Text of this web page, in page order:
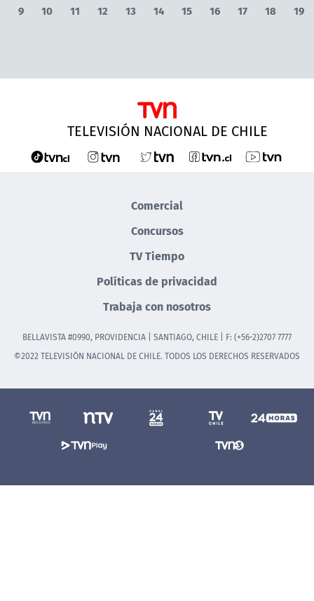
9 10 11 12 13 14 15 16 17 18 19
TELEVISIÓN NACIONAL DE CHILE
Comercial
Concursos
TV Tiempo
Políticas de privacidad
Trabaja con nosotros
BELLAVISTA #0990, PROVIDENCIA | SANTIAGO, CHILE | F: (+56-2)2707 7777
©2022 TELEVISIÓN NACIONAL DE CHILE. TODOS LOS DERECHOS RESERVADOS